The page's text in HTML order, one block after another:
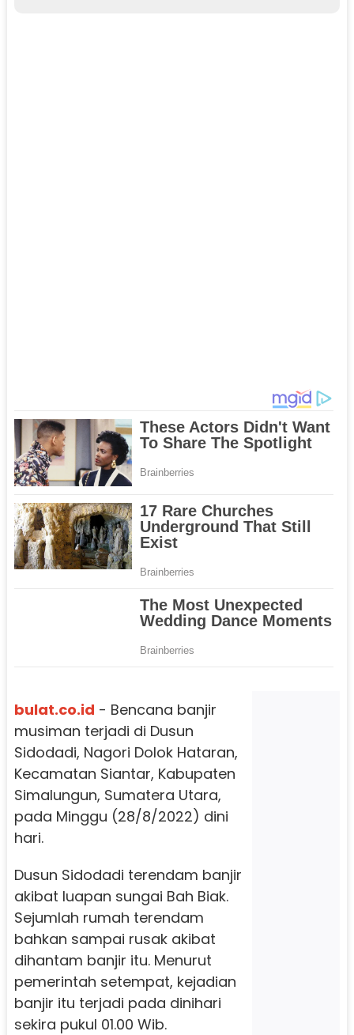
bulat.co.id - Bencana banjir
musiman terjadi di Dusun
Sidodadi, Nagori Dolok Hataran,
Kecamatan Siantar, Kabupaten
Simalungun, Sumatera Utara,
pada Minggu (28/8/2022) dini
hari.
Dusun Sidodadi terendam banjir
akibat luapan sungai Bah Biak.
Sejumlah rumah terendam
bahkan sampai rusak akibat
dihantam banjir itu. Menurut
pemerintah setempat, kejadian
banjir itu terjadi pada dinihari
sekira pukul 01.00 Wib.